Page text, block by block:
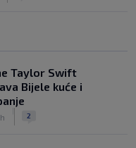
Taylor Swift
Bijele kuće i
2